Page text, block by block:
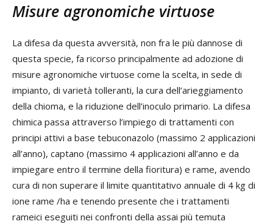
Misure agronomiche virtuose
La difesa da questa avversità, non fra le più dannose di
questa specie, fa ricorso principalmente ad adozione di
misure agronomiche virtuose come la scelta, in sede di
impianto, di varietà tolleranti, la cura dell’arieggiamento
della chioma, e la riduzione dell’inoculo primario. La difesa
chimica passa attraverso l’impiego di trattamenti con
principi attivi a base tebuconazolo (massimo 2 applicazioni
all’anno), captano (massimo 4 applicazioni all’anno e da
impiegare entro il termine della fioritura) e rame, avendo
cura di non superare il limite quantitativo annuale di 4 kg di
ione rame /ha e tenendo presente che i trattamenti
rameici eseguiti nei confronti della assai più temuta